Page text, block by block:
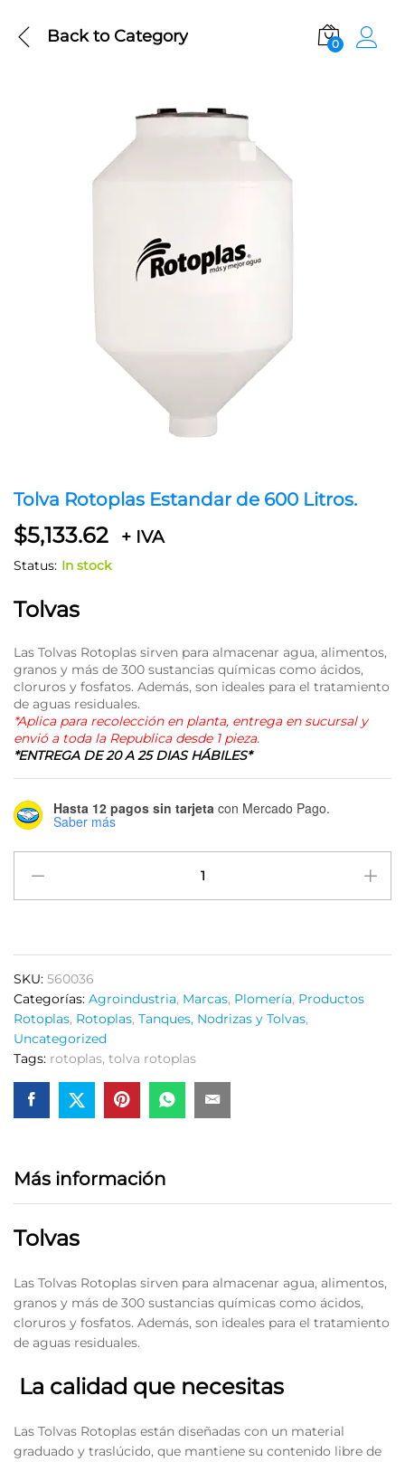
Back toCategory 0
Tolva Rotoplas Estandar de 600 Litros.
$5,133.62 + IVA
Status: In stock
Tolvas
Las Tolvas Rotoplas sirven para almacenar agua, alimentos,
granos y más de 300 sustancias químicas como ácidos,
cloruros y fosfatos. Además, son ideales para el tratamiento
de aguas residuales.
*Aplica para recolección en planta, entrega en sucursal y
envió a toda la Republica desde 1 pieza.
*ENTREGA DE 20 A 25 DIAS HÁBILES*
Hasta 12 pagos sin tarjeta con Mercado Pago.
Saber más
Rotoplas
Estandar
Litros.
quantity
SKU: 560036
Categorías: Agroindustria, Marcas, Plomería, Productos
Rotoplas, Rotoplas, Tanques, Nodrizas y Tolvas,
Uncategorized
Tags: rotoplas, tolva rotoplas
Más información
Tolvas
Las Tolvas Rotoplas sirven para almacenar agua, alimentos,
granos y más de 300 sustancias químicas como ácidos,
cloruros y fosfatos. Además, son ideales para el tratamiento
de aguas residuales.
La calidad que necesitas
Las Tolvas Rotoplas están diseñadas con un material
graduado y traslúcido, que mantiene su contenido libre de